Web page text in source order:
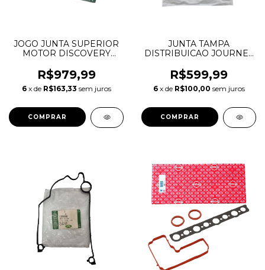
JOGO JUNTA SUPERIOR
MOTOR DISCOVERY
FREELANDER 2 JAGUAR
F-PACE XE XJ 2.0 16V
ECOBOOST 023629002
R$979,99
6 x de R$163,33 sem juros
JUNTA TAMPA
DISTRIBUICAO JOURNEY
DURANGO WRANGLER
MOPAR 3.6 V6
PENTASTAR
68228480AA
R$599,99
6 x de R$100,00 sem juros